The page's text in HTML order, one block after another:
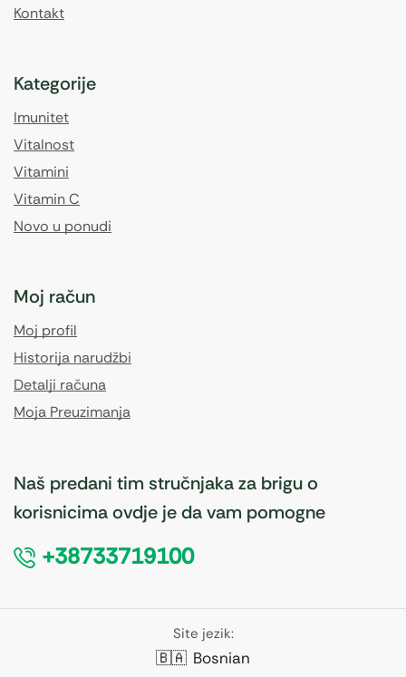
Kontakt
Kategorije
Imunitet
Vitalnost
Vitamini
Vitamin C
Novo u ponudi
Moj račun
Moj profil
Historija narudžbi
Detalji računa
Moja Preuzimanja
Naš predani tim stručnjaka za brigu o
korisnicima ovdje je da vam pomogne
+38733719100
Site jezik:
🇧🇦 Bosnian